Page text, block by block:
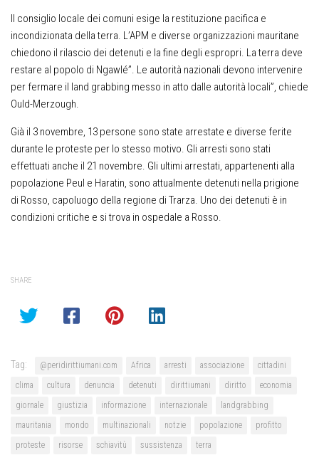
Il consiglio locale dei comuni esige la restituzione pacifica e
incondizionata della terra. L’APM e diverse organizzazioni mauritane
chiedono il rilascio dei detenuti e la fine degli espropri. La terra deve
restare al popolo di Ngawlé”. Le autorità nazionali devono intervenire
per fermare il land grabbing messo in atto dalle autorità locali”, chiede
Ould-Merzough.
Già il 3 novembre, 13 persone sono state arrestate e diverse ferite
durante le proteste per lo stesso motivo. Gli arresti sono stati
effettuati anche il 21 novembre. Gli ultimi arrestati, appartenenti alla
popolazione Peul e Haratin, sono attualmente detenuti nella prigione
di Rosso, capoluogo della regione di Trarza. Uno dei detenuti è in
condizioni critiche e si trova in ospedale a Rosso.
SHARE
Tag: @peridirittiumani.com Africa arresti associazione
cittadini
clima
cultura denuncia detenuti dirittiumani diritto
economia
giornale
giustizia informazione internazionale
landgrabbing
mauritania
mondo multinazionali notzie popolazione
profitto
proteste
risorse schiavitù sussistenza terra